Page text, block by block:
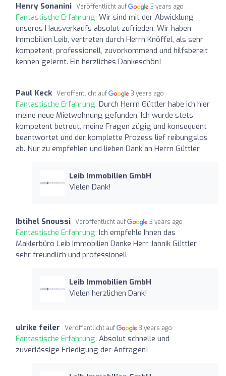
Henry Sonanini Veröffentlicht auf 3 years ago
Fantastische Erfahrung: Wir sind mit der Abwicklung
unseres Hausverkaufs absolut zufrieden. Wir haben
Immobilien Leib, vertreten durch Herrn Knöffel, als sehr
kompetent, professionell, zuvorkommend und hilfsbereit
kennen gelernt. Ein herzliches Dankeschön!
Paul Keck Veröffentlicht auf 3 years ago
Fantastische Erfahrung: Durch Herrn Güttler habe ich hier
meine neue Mietwohnung gefunden. Ich wurde stets
kompetent betreut, meine Fragen zügig und konsequent
beantwortet und der komplette Prozess lief reibungslos
ab. Nur zu empfehlen und lieben Dank an Herrn Güttler
Leib Immobilien GmbH
Vielen Dank!
Ibtihel Snoussi Veröffentlicht auf 3 years ago
Fantastische Erfahrung: Ich empfehle Ihnen das
Maklerbüro Leib Immobilien Danke Herr Jannik Güttler
sehr freundlich und professionell
Leib Immobilien GmbH
Vielen herzlichen Dank!
ulrike feiler Veröffentlicht auf 3 years ago
Fantastische Erfahrung: Absolut schnelle und
zuverlässige Erledigung der Anfragen!